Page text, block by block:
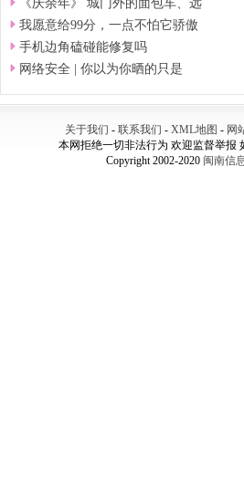
《庆余年》 城门外的面包车、远
我愿意给99分，一点不怕它骄傲
手机边角磕碰能修复吗
网络安全 | 你以为你晒的只是
关于我们 - 联系我们 - XML地图 - 网
本网拒绝一切非法行为 欢迎监督举报
Copyright 2002-2020 闽南信